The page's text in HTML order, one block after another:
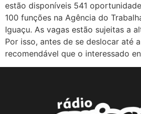
estão disponíveis 541
100 funções na Agência do
Iguaçu. As vagas estão sujeitas a
Por isso, antes de se deslocar até
recomendável que o interessado